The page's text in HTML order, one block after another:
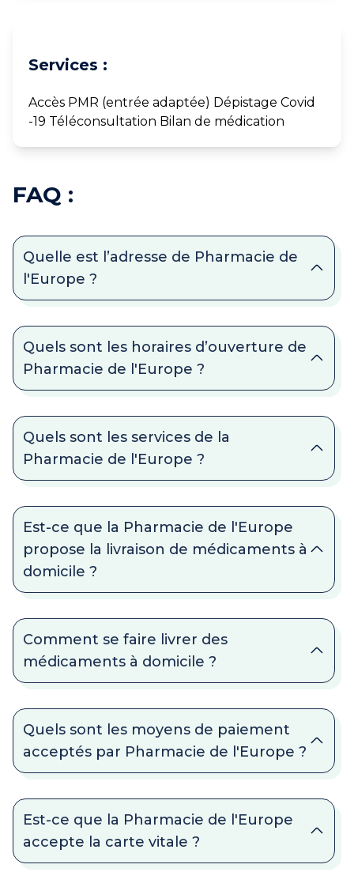
Services :
Accès PMR (entrée adaptée) Dépistage Covid
-19 Téléconsultation Bilan de médication
FAQ :
Quelle est l’adresse de Pharmacie de
l'Europe ?
Quels sont les horaires d’ouverture de
Pharmacie de l'Europe ?
Quels sont les services de la
Pharmacie de l'Europe ?
Est-ce que la Pharmacie de l'Europe
propose la livraison de médicaments à
domicile ?
Comment se faire livrer des
médicaments à domicile ?
Quels sont les moyens de paiement
acceptés par Pharmacie de l'Europe ?
Est-ce que la Pharmacie de l'Europe
accepte la carte vitale ?